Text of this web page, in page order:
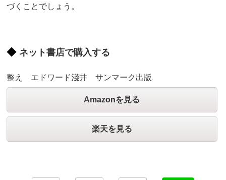
づくことでしょう。
ネット書店で購入する
整え エドワード淺井 サンマーク出版
Amazonを見る
楽天を見る